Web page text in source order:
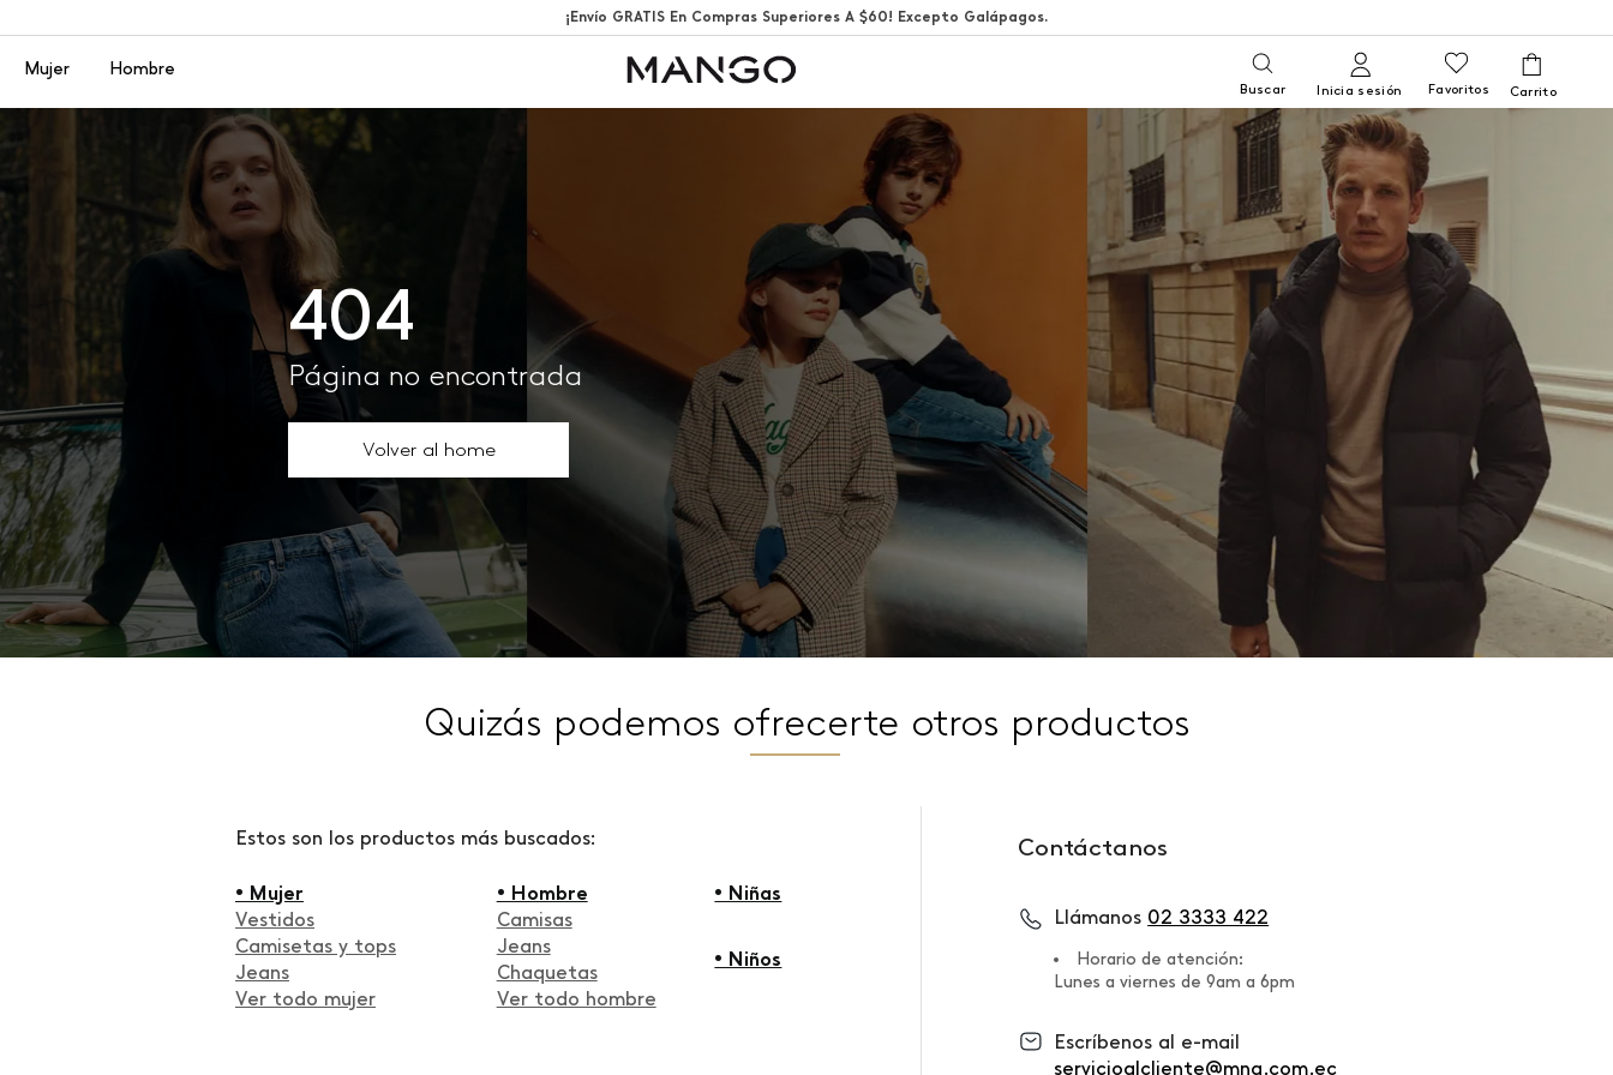
¡Envío GRATIS En Compras Superiores A $60! Excepto Galápagos.
Menú
Mujer Hombre
Buscar Inicia sesión Favoritos
404
Página no encontrada
Volver al home
Quizás podemos ofrecerte otros productos
Estos son los productos más buscados:
• Mujer
Vestidos
Camisetas y tops
Jeans
Ver todo mujer
• Hombre
Camisas
Jeans
Chaquetas
Ver todo hombre
• Niñas
• Niños
Contáctanos
Llámanos 02 3333 422
Horario de atención:
Lunes a viernes de 9am a 6pm
Escríbenos al e-mail
servicioalcliente@mng.com.ec